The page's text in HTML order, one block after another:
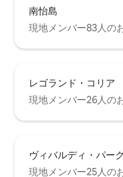
南怡島
現地メンバー83人の
レゴランド・コリア
現地メンバー26人の
ヴィバルディ・パー
現地メンバー25人の